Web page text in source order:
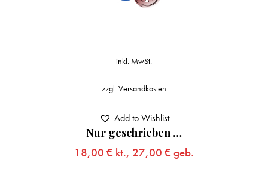
Nur geschrieben …
18,00 € kt., 27,00 € geb.
inkl. MwSt.
zzgl.Versandkosten
Add to Wishlist